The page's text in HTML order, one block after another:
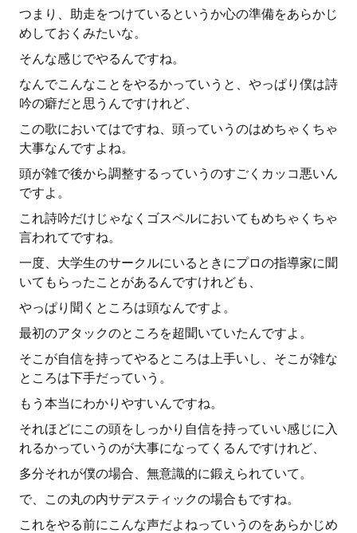
つまり、助走をつけているというか心の準備をあらかじ
めしておくみたいな。
そんな感じでやるんですね。
なんでこんなことをやるかっていうと、やっぱり僕は詩
吟の癖だと思うんですけれど、
この歌においてはですね、頭っていうのはめちゃくちゃ
大事なんですよね。
頭が雑で後から調整するっていうのすごくカッコ悪いん
ですよ。
これ詩吟だけじゃなくゴスペルにおいてもめちゃくちゃ
言われてですね。
一度、大学生のサークルにいるときにプロの指導家に聞
いてもらったことがあるんですけれども、
やっぱり聞くところは頭なんですよ。
最初のアタックのところを超聞いていたんですよ。
そこが自信を持ってやるところは上手いし、そこが雑な
ところは下手だっていう。
もう本当にわかりやすいんですね。
それほどにこの頭をしっかり自信を持っていい感じに入
れるかっていうのが大事になってくるんですけれど、
多分それが僕の場合、無意識的に鍛えられていて。
で、この丸の内サデスティックの場合もですね。
これをやる前にこんな声だよねっていうのをあらかじめ